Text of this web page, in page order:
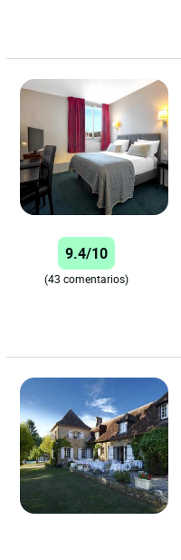
9.4/10
(43 comentarios)